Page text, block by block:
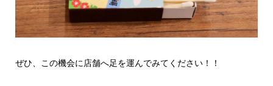
ぜひ、この機会に店舗へ足を運んでみてください！！